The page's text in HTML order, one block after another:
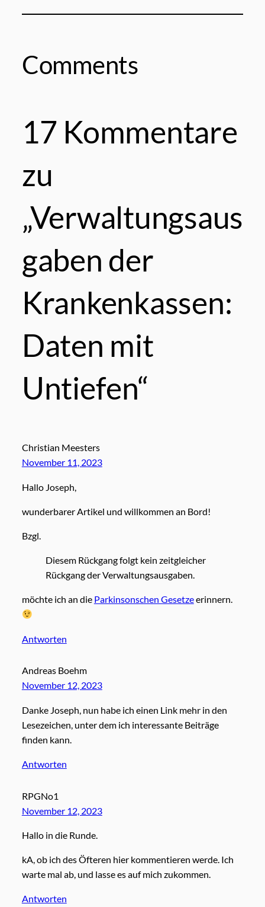
Comments
17 Kommentare
zu
„Verwaltungsaus
gaben der
Krankenkassen:
Daten mit
Untiefen“
Christian Meesters
November 11, 2023
Hallo Joseph,
wunderbarer Artikel und willkommen an Bord!
Bzgl.
Diesem Rückgang folgt kein zeitgleicher
Rückgang der Verwaltungsausgaben.
möchte ich an die Parkinsonschen Gesetzeerinnern.
Antworten
Andreas Boehm
November 12, 2023
Danke Joseph, nun habe ich einen Link mehr in den
Lesezeichen, unter dem ich interessante Beiträge
finden kann.
Antworten
RPGNo1
November 12, 2023
Hallo in die Runde.
kA, ob ich des Öfteren hier kommentieren werde. Ich
warte mal ab, und lasse es auf mich zukommen.
Antworten